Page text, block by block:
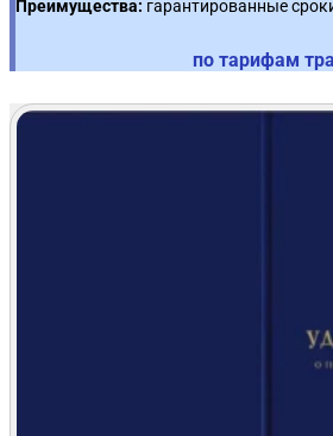
Преимущества: гарантированные
по тарифам